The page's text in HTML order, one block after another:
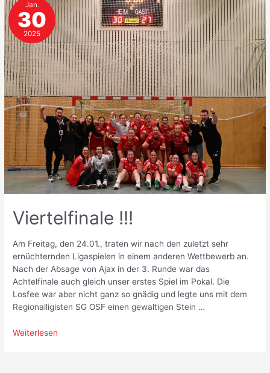
Jan.
30
2025
Viertelfinale !!!
Am Freitag, den 24.01., traten wir nach den zuletzt sehr
ernüchternden Ligaspielen in einem anderen Wettbewerb an.
Nach der Absage von Ajax in der 3. Runde war das
Achtelfinale auch gleich unser erstes Spiel im Pokal. Die
Losfee war aber nicht ganz so gnädig und legte uns mit dem
Regionalligisten SG OSF einen gewaltigen Stein …
Viertelfinale
Weiterlesen